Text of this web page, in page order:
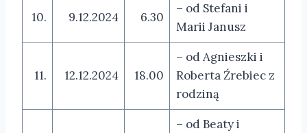
10. 9.12.2024 6.30
– od Stefani i
Marii Janusz
11. 12.12.2024 18.00
– od Agnieszki i
Roberta Źrebiec z
rodziną
– od Beaty i